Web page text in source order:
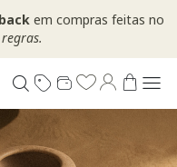
em compras feitas no